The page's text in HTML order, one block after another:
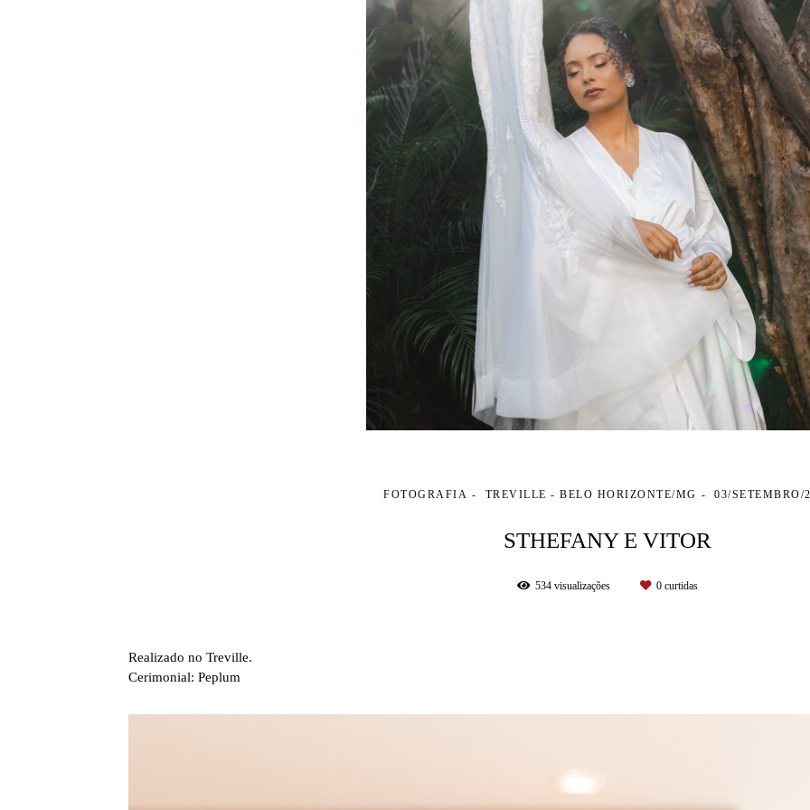
FOTOGRAFIA TREVILLE - BELO HORIZONTE/MG 03/SETEMBRO/
STHEFANY E VITOR
534 visualizações 0 curtidas
Realizado no Treville.
Cerimonial: Peplum